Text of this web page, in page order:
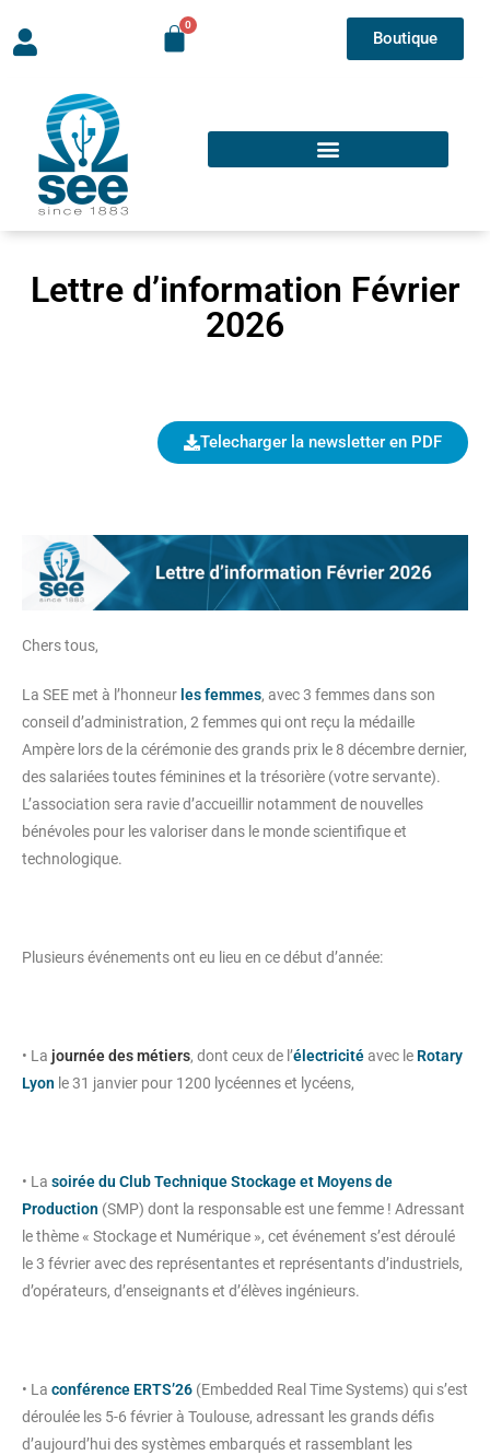
Boutique
Lettre d’information Février
2026
Telecharger la newsletter en PDF
Chers tous,
La SEE met à l’honneur les femmes, avec 3 femmes dans son
conseil d’administration, 2 femmes qui ont reçu la médaille
Ampère lors de la cérémonie des grands prix le 8 décembre dernier,
des salariées toutes féminines et la trésorière (votre servante).
L’association sera ravie d’accueillir notamment de nouvelles
bénévoles pour les valoriser dans le monde scientifique et
technologique.
Plusieurs événements ont eu lieu en ce début d’année:
• La journée des métiers, dont ceux de l’électricitéavec le Rotary
Lyon le 31 janvier pour 1200 lycéennes et lycéens,
• La soirée du Club Technique Stockage et Moyens de
Production (SMP) dont la responsable est une femme ! Adressant
le thème « Stockage et Numérique », cet événement s’est déroulé
le 3 février avec des représentantes et représentants d’industriels,
d’opérateurs, d’enseignants et d’élèves ingénieurs.
• La conférence ERTS’26 (Embedded Real Time Systems) qui s’est
déroulée les 5-6 février à Toulouse, adressant les grands défis
d’aujourd’hui des systèmes embarqués et rassemblant les